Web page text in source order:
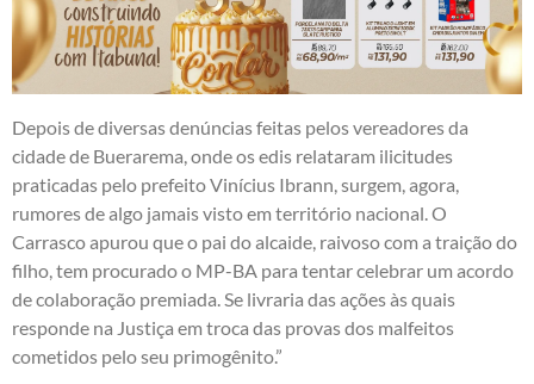
Depois de diversas denúncias feitas pelos vereadores da
cidade de Buerarema, onde os edis relataram ilicitudes
praticadas pelo prefeito Vinícius Ibrann, surgem, agora,
rumores de algo jamais visto em território nacional. O
Carrasco apurou que o pai do alcaide, raivoso com a traição do
filho, tem procurado o MP-BA para tentar celebrar um acordo
de colaboração premiada. Se livraria das ações às quais
responde na Justiça em troca das provas dos malfeitos
cometidos pelo seu primogênito.”